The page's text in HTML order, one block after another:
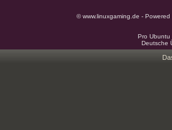
© www.linuxgaming.de -
Pro
Deutsche